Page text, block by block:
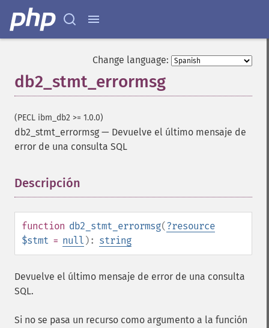
Change language:
db2_stmt_errormsg
(PECL ibm_db2 >= 1.0.0)
db2_stmt_errormsg — Devuelve el último mensaje de
error de una consulta SQL
Descripción
function db2_stmt_errormsg(?resource
$stmt = null ): string
Devuelve el último mensaje de error de una consulta
SQL.
Si no se pasa un recurso como argumento a la función